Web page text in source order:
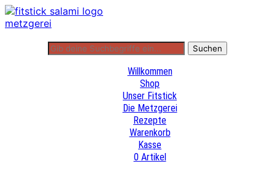
Willkommen
Shop
Unser Fitstick
Die Metzgerei
Rezepte
Warenkorb
Kasse
0 Artikel